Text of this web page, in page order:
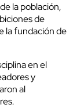
la población,
de
la fundación de
en el
y
al